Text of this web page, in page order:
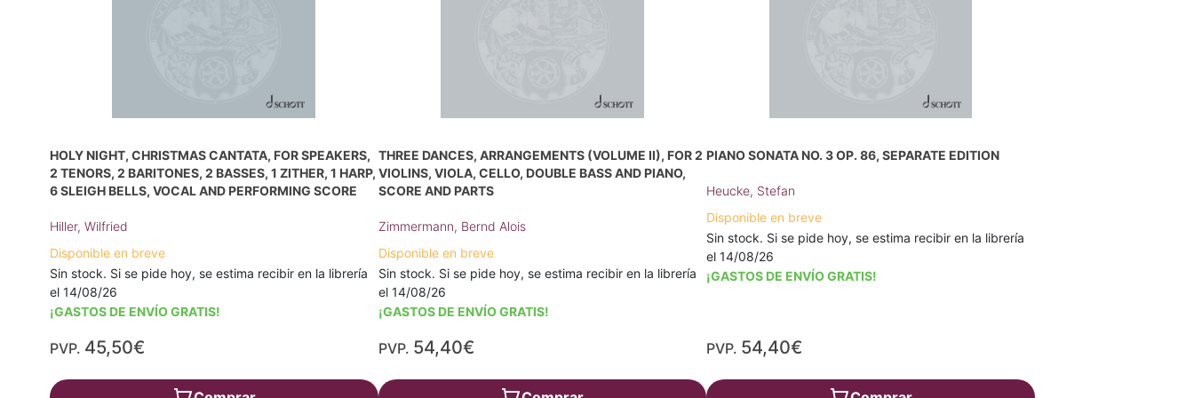
HOLY NIGHT, CHRISTMAS CANTATA, FOR SPEAKERS,
2 TENORS, 2 BARITONES, 2 BASSES, 1 ZITHER, 1 HARP,
6 SLEIGH BELLS, VOCAL AND PERFORMING SCORE
Hiller, Wilfried
Disponible en breve
Sin stock. Si se pide hoy, se estima recibir en la librería
el 14/08/26
¡GASTOS DE ENVÍO GRATIS!
PVP. 45,50€
THREE DANCES, ARRANGEMENTS (VOLUME II), FOR 2
VIOLINS, VIOLA, CELLO, DOUBLE BASS AND PIANO,
SCORE AND PARTS
Zimmermann, Bernd Alois
Disponible en breve
Sin stock. Si se pide hoy, se estima recibir en la librería
el 14/08/26
¡GASTOS DE ENVÍO GRATIS!
PVP. 54,40€
PIANO SONATA NO. 3 OP. 86, SEPARATE EDITION
Heucke, Stefan
Disponible en breve
Sin stock. Si se pide hoy, se estima recibir en la librería
el 14/08/26
¡GASTOS DE ENVÍO GRATIS!
PVP. 54,40€